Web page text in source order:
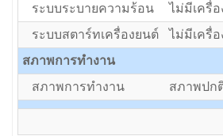
ระบบระบายความร้อน
ไม่มีเครื่
ระบบสตาร์ทเครื่องยนต์
ไม่มีเครื่
สภาพการทำงาน
สภาพการทำงาน
สภาพปก